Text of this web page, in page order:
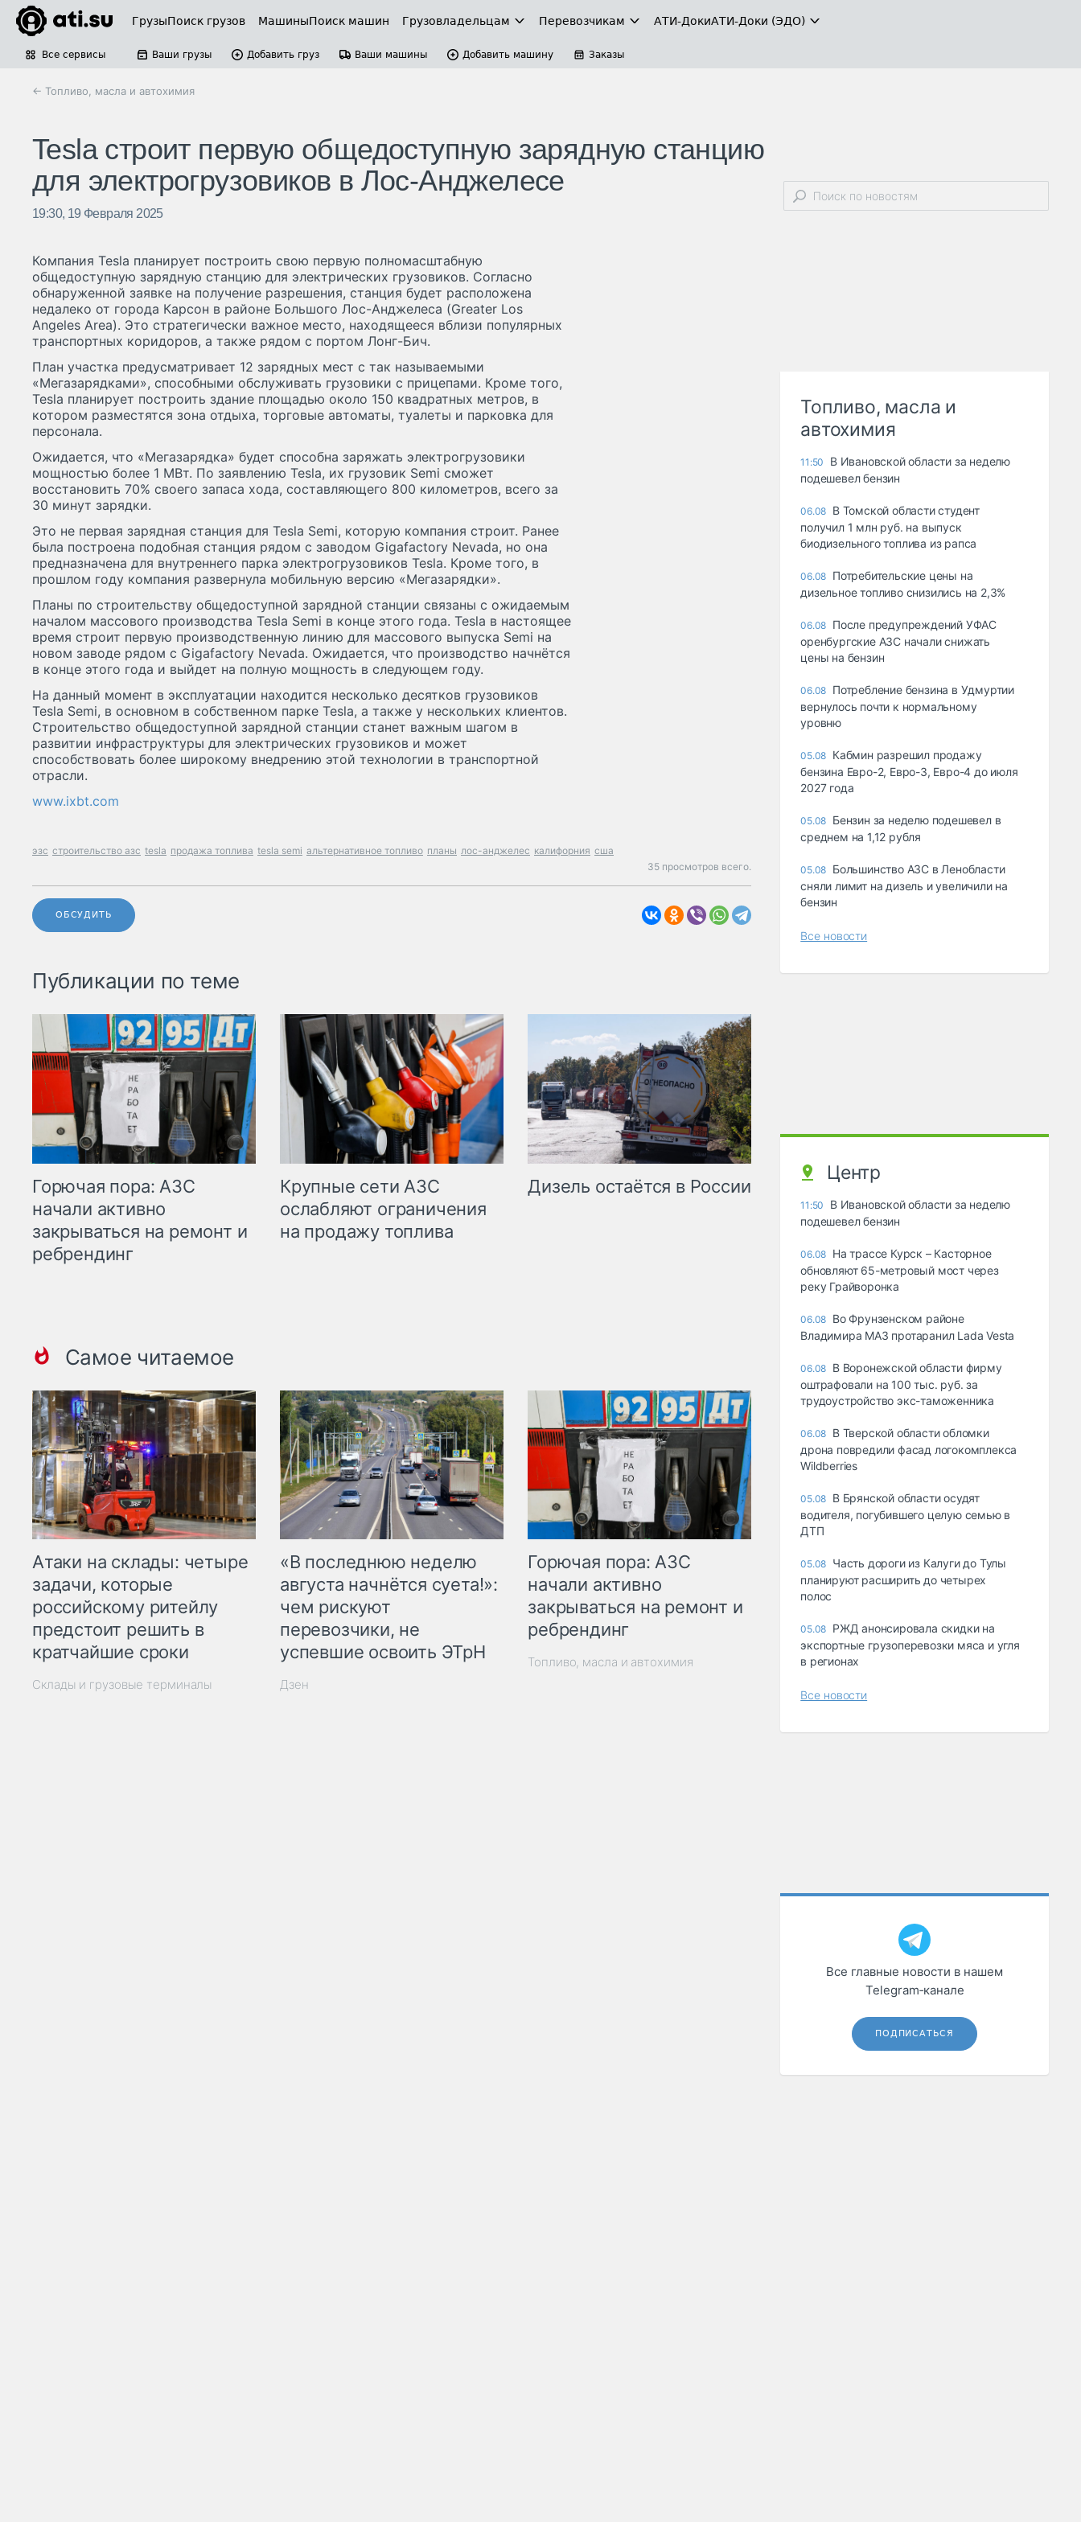
ГрузыПоиск грузов МашиныПоиск машин Грузовладельцам Перевозчикам АТИ-ДокиАТИ-Доки (ЭДО)
Все сервисы Ваши грузы Добавить груз Ваши машины Добавить машину Заказы
← Топливо, масла и автохимия
Tesla строит первую общедоступную зарядную станцию
для электрогрузовиков в Лос-Анджелесе
19:30, 19 Февраля 2025
Компания Tesla планирует построить свою первую полномасштабную
общедоступную зарядную станцию для электрических грузовиков. Согласно
обнаруженной заявке на получение разрешения, станция будет расположена
недалеко от города Карсон в районе Большого Лос-Анджелеса (Greater Los
Angeles Area). Это стратегически важное место, находящееся вблизи популярных
транспортных коридоров, а также рядом с портом Лонг-Бич.
План участка предусматривает 12 зарядных мест с так называемыми
«Мегазарядками», способными обслуживать грузовики с прицепами. Кроме того,
Tesla планирует построить здание площадью около 150 квадратных метров, в
котором разместятся зона отдыха, торговые автоматы, туалеты и парковка для
персонала.
Ожидается, что «Мегазарядка» будет способна заряжать электрогрузовики
мощностью более 1 МВт. По заявлению Tesla, их грузовик Semi сможет
восстановить 70% своего запаса хода, составляющего 800 километров, всего за
30 минут зарядки.
Это не первая зарядная станция для Tesla Semi, которую компания строит. Ранее
была построена подобная станция рядом с заводом Gigafactory Nevada, но она
предназначена для внутреннего парка электрогрузовиков Tesla. Кроме того, в
прошлом году компания развернула мобильную версию «Мегазарядки».
Планы по строительству общедоступной зарядной станции связаны с ожидаемым
началом массового производства Tesla Semi в конце этого года. Tesla в настоящее
время строит первую производственную линию для массового выпуска Semi на
новом заводе рядом с Gigafactory Nevada. Ожидается, что производство начнётся
в конце этого года и выйдет на полную мощность в следующем году.
На данный момент в эксплуатации находится несколько десятков грузовиков
Tesla Semi, в основном в собственном парке Tesla, а также у нескольких клиентов.
Строительство общедоступной зарядной станции станет важным шагом в
развитии инфраструктуры для электрических грузовиков и может
способствовать более широкому внедрению этой технологии в транспортной
отрасли.
www.ixbt.com
эзс строительство азс tesla продажа топлива tesla semi альтернативное топливо планы лос-анджелес калифорния сша
35 просмотров всего.
ОБСУДИТЬ
Публикации по теме
Горючая пора: АЗС
начали активно
закрываться на ремонт и
ребрендинг
Крупные сети АЗС
ослабляют ограничения
на продажу топлива
Дизель остаётся в России
Самое читаемое
Атаки на склады: четыре
задачи, которые
российскому ритейлу
предстоит решить в
кратчайшие сроки
Склады и грузовые терминалы
«В последнюю неделю
августа начнётся суета!»:
чем рискуют
перевозчики, не
успевшие освоить ЭТрН
Дзен
Горючая пора: АЗС
начали активно
закрываться на ремонт и
ребрендинг
Топливо, масла и автохимия
Топливо, масла и
автохимия
11:50
В Ивановской области за неделю
подешевел бензин
06.08 В Томской области студент
получил 1 млн руб. на выпуск
биодизельного топлива из рапса
06.08 Потребительские цены на
дизельное топливо снизились на 2,3%
06.08 После предупреждений УФАС
оренбургские АЗС начали снижать
цены на бензин
06.08 Потребление бензина в Удмуртии
вернулось почти к нормальному
уровню
05.08 Кабмин разрешил продажу
бензина Евро-2, Евро-3, Евро-4 до июля
2027 года
05.08 Бензин за неделю подешевел в
среднем на 1,12 рубля
05.08 Большинство АЗС в Ленобласти
сняли лимит на дизель и увеличили на
бензин
Все новости
Центр
11:50
В Ивановской области за неделю
подешевел бензин
06.08 На трассе Курск – Касторное
обновляют 65-метровый мост через
реку Грайворонка
06.08 Во Фрунзенском районе
Владимира МАЗ протаранил Lada Vesta
06.08 В Воронежской области фирму
оштрафовали на 100 тыс. руб. за
трудоустройство экс-таможенника
06.08 В Тверской области обломки
дрона повредили фасад логокомплекса
Wildberries
05.08 В Брянской области осудят
водителя, погубившего целую семью в
ДТП
05.08 Часть дороги из Калуги до Тулы
планируют расширить до четырех
полос
05.08 РЖД анонсировала скидки на
экспортные грузоперевозки мяса и угля
в регионах
Все новости
Все главные новости в нашем
Telegram‑канале
ПОДПИСАТЬСЯ